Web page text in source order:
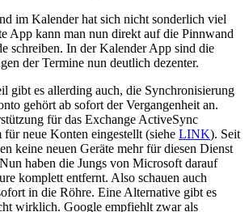
im Kalender hat sich nicht sonderlich viel
App kann man nun direkt auf die Pinnwand
schreiben. In der Kalender App sind die
der Termine nun deutlich dezenter.
gibt es allerding auch, die Synchronisierung
gehört ab sofort der Vergangenheit an.
für das Exchange ActiveSync
neue Konten eingestellt (siehe LINK). Seit
keine neuen Geräte mehr für diesen Dienst
haben die Jungs von Microsoft darauf
komplett entfernt. Also schauen auch
in die Röhre. Eine Alternative gibt es
wirklich. Google empfiehlt zwar als